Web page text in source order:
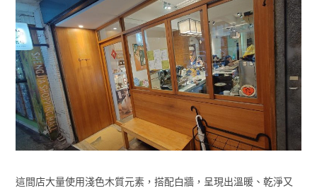
這間店大量使用淺色木質元素，搭配白牆，呈現出溫暖、乾淨又